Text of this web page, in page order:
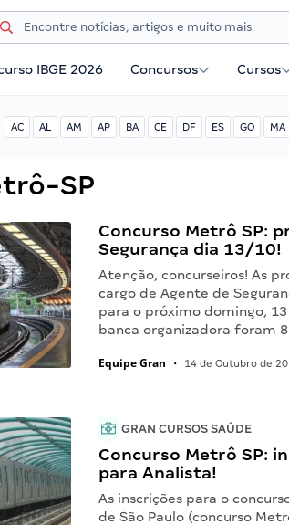
IBGE 2026 Concursos Cursos
AC AL AM AP BA CE DF ES GO MA
SP
Concurso Metrô SP:
Segurança dia 13/10!
Atenção, concurseiros! As
cargo de Agente de
para o próximo domingo,
banca organizadora foram
Equipe Gran • 14 de Outubro de
GRAN CURSOS SAÚDE
Concurso Metrô SP:
para Analista!
As inscrições para o
de São Paulo (concurso